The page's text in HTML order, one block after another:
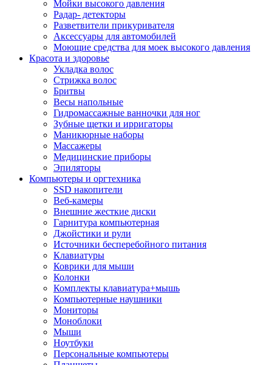
Мойки высокого давления
Радар- детекторы
Разветвители прикуривателя
Аксессуары для автомобилей
Моющие средства для моек высокого давления
Красота и здоровье
Укладка волос
Стрижка волос
Бритвы
Весы напольные
Гидромассажные ванночки для ног
Зубные щетки и ирригаторы
Маникюрные наборы
Массажеры
Медицинские приборы
Эпиляторы
Компьютеры и оргтехника
SSD накопители
Веб-камеры
Внешние жесткие диски
Гарнитура компьютерная
Джойстики и рули
Источники бесперебойного питания
Клавиатуры
Коврики для мыши
Колонки
Комплекты клавиатура+мышь
Компьютерные наушники
Мониторы
Моноблоки
Мыши
Ноутбуки
Персональные компьютеры